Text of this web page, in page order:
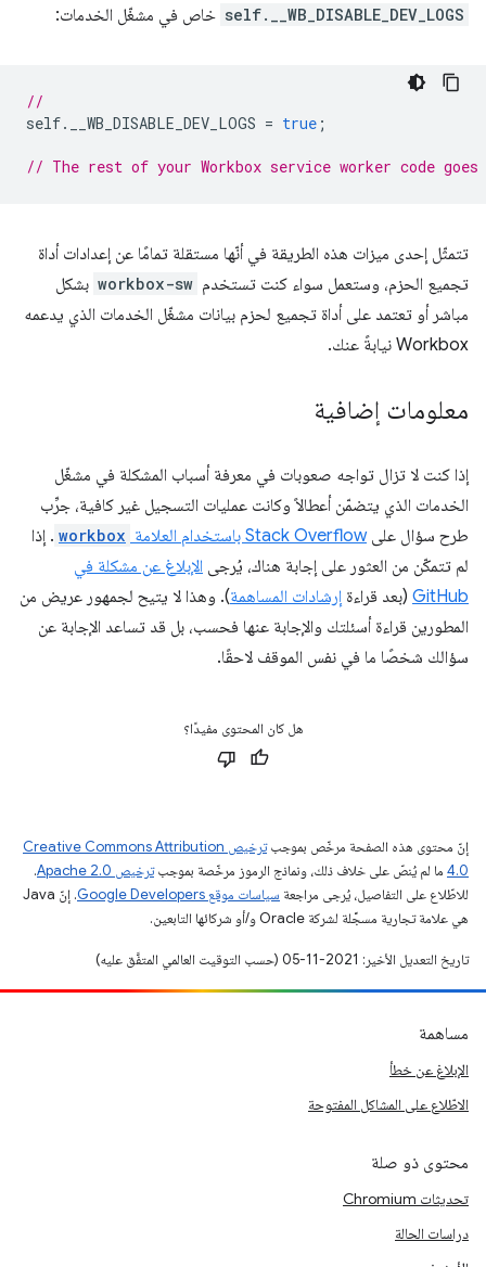
self.__WB_DISABLE_DEV_LOGS خاص في مشغّل الخدمات:
//
self. __WB_DISABLE_DEV_LOGS = true ;
// The rest of your Workbox service worker code goes
تتمثّل إحدى ميزات هذه الطريقة في أنّها مستقلة تمامًا عن إعدادات أداة
تجميع الحزم، وستعمل سواء كنت تستخدم workbox-sw بشكل
مباشر أو تعتمد على أداة تجميع لحزم بيانات مشغّل الخدمات الذي يدعمه
Workbox نيابةً عنك.
معلومات إضافية
إذا كنت لا تزال تواجه صعوبات في معرفة أسباب المشكلة في مشغّل
الخدمات الذي يتضمّن أعطالاً وكانت عمليات التسجيل غير كافية، جرِّب
طرح سؤال علىStack Overflow باستخدام العلامة workbox . إذا
لم تتمكّن من العثور على إجابة هناك، يُرجى الإبلاغ عن مشكلة في
GitHub (بعد قراءة إرشادات المساهمة). وهذا لا يتيح لجمهور عريض من
المطورين قراءة أسئلتك والإجابة عنها فحسب، بل قد تساعد الإجابة عن
سؤالك شخصًا ما في نفس الموقف لاحقًا.
هل كان المحتوى مفيدًا؟
إنّ محتوى هذه الصفحة مرخّص بموجب
ترخيص Creative Commons Attribution
4.0‏ ما لم يُنصّ على خلاف ذلك، ونماذج الرموز مرخّصة بموجبترخيص Apache 2.0‏
.
للاطّلاع على التفاصيل، يُرجى مراجعة سياسات موقع Google Developers‏
. إنّ Java
هي علامة تجارية مسجَّلة لشركة Oracle و/أو شركائها التابعين.
تاريخ التعديل الأخير: 2021-11-05 (حسب التوقيت العالمي المتفَّق عليه)
مساهمة
الإبلاغ عن خطأ
الاطّلاع على المشاكل المفتوحة
محتوى ذو صلة
تحديثات Chromium
دراسات الحالة